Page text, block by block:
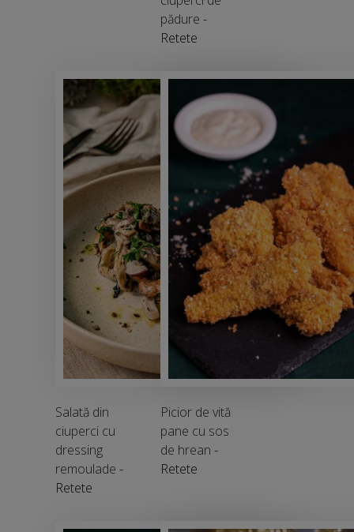
pădure -
Retete
Salată din
ciuperci cu
dressing
remoulade -
Retete
Picior de vită
pane cu sos
de hrean -
Retete